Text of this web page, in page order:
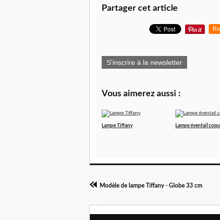
Partager cet article
S'inscrire à la newsletter
Vous aimerez aussi :
Lampe Tiffany
Lampe éventail
Modèle de lampe Tiffany - Globe 33 cm